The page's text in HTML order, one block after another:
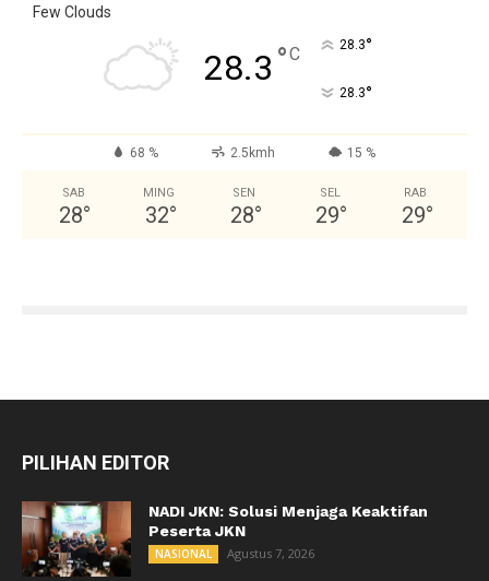
Few Clouds
28.3 °C 28.3°
28.3°
68 % 2.5kmh 15 %
SAB
28°
MING
32°
SEN
28°
SEL
29°
RAB
29°
PILIHAN EDITOR
NADI JKN: Solusi Menjaga Keaktifan
Peserta JKN
NASIONAL Agustus 7, 2026